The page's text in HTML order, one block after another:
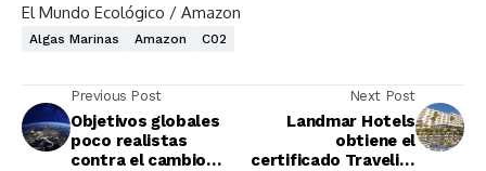
El Mundo Ecológico / Amazon
Algas Marinas Amazon C02
Previous Post
Objetivos globales
poco realistas
contra el cambio
Next Post
Landmar Hotels
obtiene el
certificado Travelife